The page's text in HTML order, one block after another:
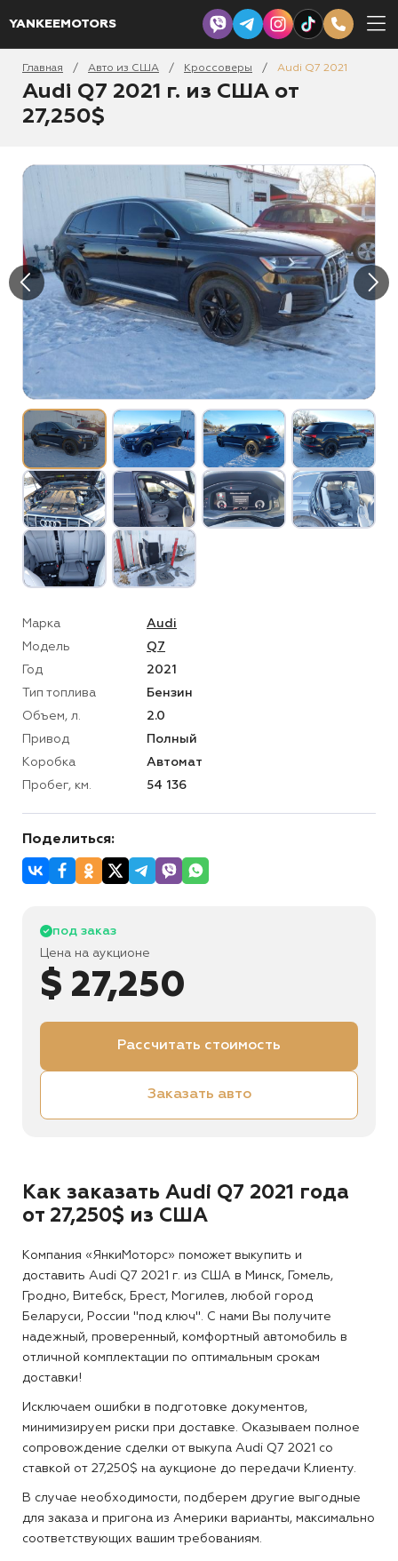
YANKEEMOTORS
Главная / Авто из США / Кроссоверы / Audi Q7 2021
Audi Q7 2021 г. из США от
27,250$
Марка
Audi
Модель
Q7
Год
2021
Тип топлива
Бензин
Объем, л.
2.0
Привод
Полный
Коробка
Автомат
Пробег, км.
54 136
Поделиться:
под заказ
Цена на аукционе
$ 27,250
Рассчитать стоимость
Заказать авто
Как заказать Audi Q7 2021 года
от 27,250$ из США
Компания «ЯнкиМоторс» поможет выкупить и
доставить Audi Q7 2021 г. из США в Минск, Гомель,
Гродно, Витебск, Брест, Могилев, любой город
Беларуси, России "под ключ". С нами Вы получите
надежный, проверенный, комфортный автомобиль в
отличной комплектации по оптимальным срокам
доставки!
Исключаем ошибки в подготовке документов,
минимизируем риски при доставке. Оказываем полное
сопровождение сделки от выкупа Audi Q7 2021 со
ставкой от 27,250$ на аукционе до передачи Клиенту.
В случае необходимости, подберем другие выгодные
для заказа и пригона из Америки варианты, максимально
соответствующих вашим требованиям.